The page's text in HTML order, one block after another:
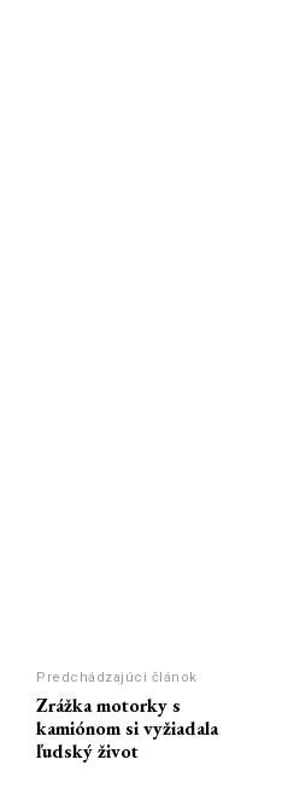
Predchádzajúci článok
Zrážka motorky s
kamiónom si vyžiadala
ľudský život